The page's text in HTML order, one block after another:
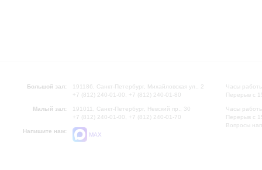
Большой зал:
191186, Санкт-Петербург, Михайловская ул., 2
+7 (812) 240-01-00, +7 (812) 240-01-80
Малый зал:
191011, Санкт-Петербург, Невский пр., 30
+7 (812) 240-01-00, +7 (812) 240-01-70
Напишите нам:
MAX
Часы
Перерыв с
Часы
Перерыв с
Вопросы